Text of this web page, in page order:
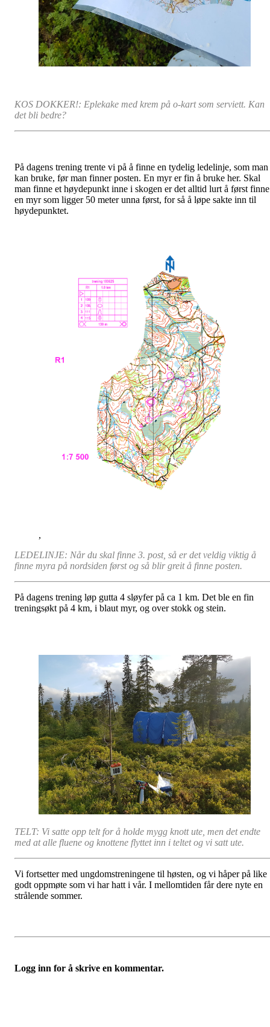
KOS DOKKER!: Eplekake med krem på o-kart som serviett. Kan
det bli bedre?
På dagens trening trente vi på å finne en tydelig ledelinje, som man
kan bruke, før man finner posten. En myr er fin å bruke her. Skal
man finne et høydepunkt inne i skogen er det alltid lurt å først finne
en myr som ligger 50 meter unna først, for så å løpe sakte inn til
høydepunktet.
LEDELINJE: Når du skal finne 3. post, så er det veldig viktig å
finne myra på nordsiden først og så blir greit å finne posten.
På dagens trening løp gutta 4 sløyfer på ca 1 km. Det ble en fin
treningsøkt på 4 km, i blaut myr, og over stokk og stein.
TELT: Vi satte opp telt for å holde mygg knott ute, men det endte
med at alle fluene og knottene flyttet inn i teltet og vi satt ute.
Vi fortsetter med ungdomstreningene til høsten, og vi håper på like
godt oppmøte som vi har hatt i vår. I mellomtiden får dere nyte en
strålende sommer.
Logg inn for å skrive en kommentar.